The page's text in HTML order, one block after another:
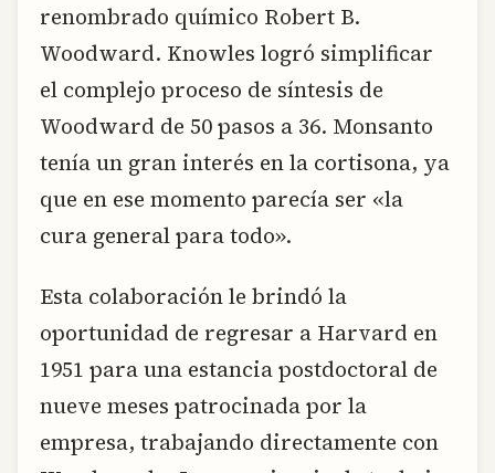
renombrado químico Robert B.
Woodward. Knowles logró simplificar
el complejo proceso de síntesis de
Woodward de 50 pasos a 36. Monsanto
tenía un gran interés en la cortisona, ya
que en ese momento parecía ser «la
cura general para todo».
Esta colaboración le brindó la
oportunidad de regresar a Harvard en
1951 para una estancia postdoctoral de
nueve meses patrocinada por la
empresa, trabajando directamente con